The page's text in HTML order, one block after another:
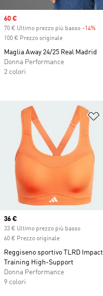
Current price
36 €
33 € Ultimo prezzo più basso
60 € Prezzo originale
Reggiseno sportivo TLRD Impact
Training High-Support
Donna Performance
9 colori
Sale price
60 €
70 € Ultimo prezzo più basso -14%
100 € Prezzo originale
Maglia Away 24/25 Real Madrid
Donna Performance
2 colori